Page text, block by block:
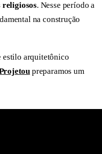
religiosos. Nesse período a
na construção
estilo arquitetônico
preparamos um